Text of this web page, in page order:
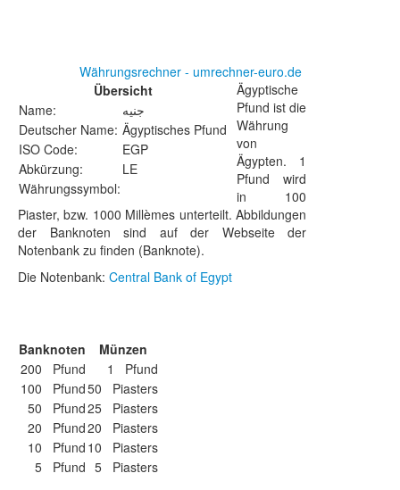
Währungsrechner - umrechner-euro.de
Übersicht
Name:
‏جنيه
Deutscher Name: Ägyptisches Pfund
ISO Code:
EGP
Abkürzung:
LE
Währungssymbol:
Ägyptische
Pfund ist die
Währung
von
Ägypten. 1
Pfund wird
in 100
Piaster, bzw. 1000 Millèmes unterteilt. Abbildungen
der Banknoten sind auf der Webseite der
Notenbank zu finden (Banknote).
Die Notenbank: Central Bank of Egypt
Banknoten
Münzen
200 Pfund
1 Pfund
100 Pfund50 Piasters
50 Pfund25 Piasters
20 Pfund20 Piasters
10 Pfund 10 Piasters
5 Pfund 5 Piasters